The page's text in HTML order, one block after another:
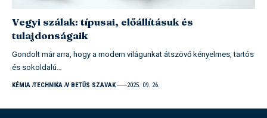
Vegyi szálak: típusai, előállításuk és
tulajdonságaik
Gondolt már arra, hogy a modern világunkat átszövő kényelmes, tartós
és sokoldalú…
KÉMIA TECHNIKA V BETŰS SZAVAK 2025. 09. 26.